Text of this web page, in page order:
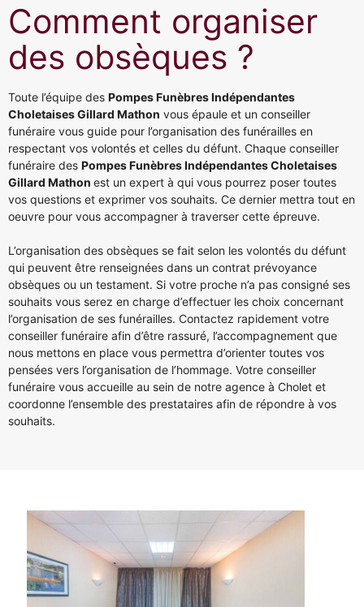
Comment organiser
des obsèques ?
Toute l’équipe des Pompes Funèbres Indépendantes
Choletaises Gillard Mathon vous épaule et un conseiller
funéraire vous guide pour l’organisation des funérailles en
respectant vos volontés et celles du défunt. Chaque conseiller
funéraire des Pompes Funèbres Indépendantes Choletaises
Gillard Mathon est un expert à qui vous pourrez poser toutes
vos questions et exprimer vos souhaits. Ce dernier mettra tout en
oeuvre pour vous accompagner à traverser cette épreuve.
L’organisation des obsèques se fait selon les volontés du défunt
qui peuvent être renseignées dans un contrat prévoyance
obsèques ou un testament. Si votre proche n’a pas consigné ses
souhaits vous serez en charge d’effectuer les choix concernant
l’organisation de ses funérailles. Contactez rapidement votre
conseiller funéraire afin d’être rassuré, l’accompagnement que
nous mettons en place vous permettra d’orienter toutes vos
pensées vers l’organisation de l’hommage. Votre conseiller
funéraire vous accueille au sein de notre agence à Cholet et
coordonne l’ensemble des prestataires afin de répondre à vos
souhaits.